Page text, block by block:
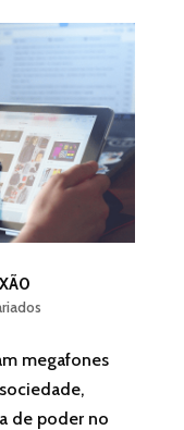
megafones
de poder no